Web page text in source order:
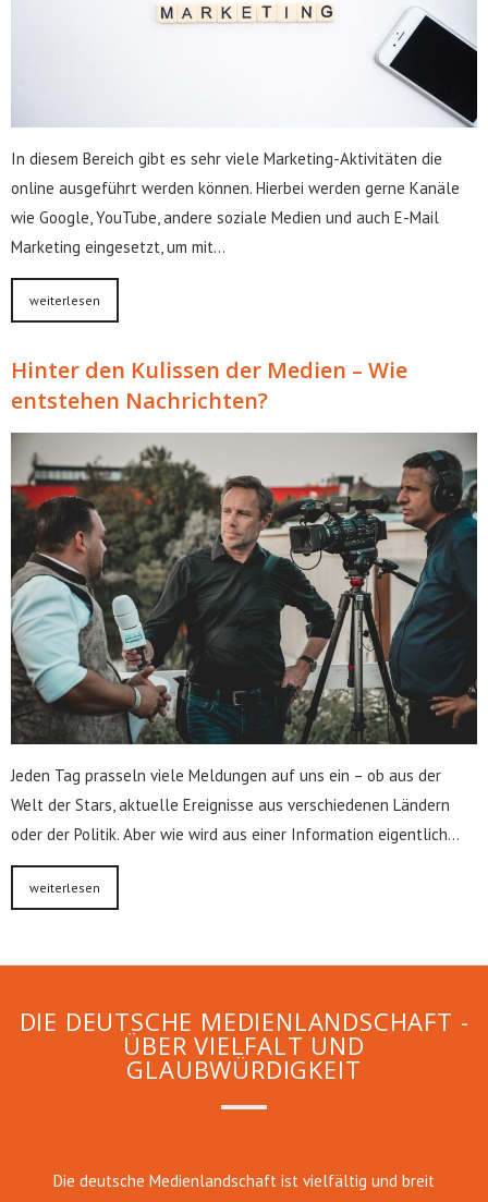
In diesem Bereich gibt es sehr viele Marketing-Aktivitäten die
online ausgeführt werden können. Hierbei werden gerne Kanäle
wie Google, YouTube, andere soziale Medien und auch E-Mail
Marketing eingesetzt, um mit…
weiterlesen
Hinter den Kulissen der Medien – Wie
entstehen Nachrichten?
Jeden Tag prasseln viele Meldungen auf uns ein – ob aus der
Welt der Stars, aktuelle Ereignisse aus verschiedenen Ländern
oder der Politik. Aber wie wird aus einer Information eigentlich…
weiterlesen
DIE DEUTSCHE MEDIENLANDSCHAFT -
ÜBER VIELFALT UND
GLAUBWÜRDIGKEIT
Die deutsche Medienlandschaft ist vielfältig und breit